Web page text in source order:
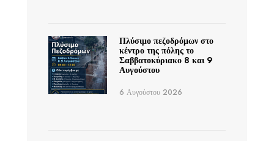
Πλύσιμο πεζοδρόμων στο
κέντρο της πόλης το
Σαββατοκύριακο 8 και 9
Αυγούστου
6 Αυγούστου 2026